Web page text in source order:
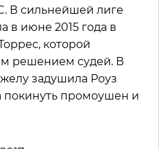
В сильнейшей лиге
в июне 2015 года в
которой
решением судей. В
задушила Роуз
промоушен и